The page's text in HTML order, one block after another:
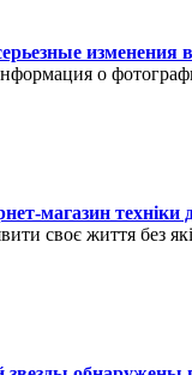
изменения
о
магазин техніки
своє життя без